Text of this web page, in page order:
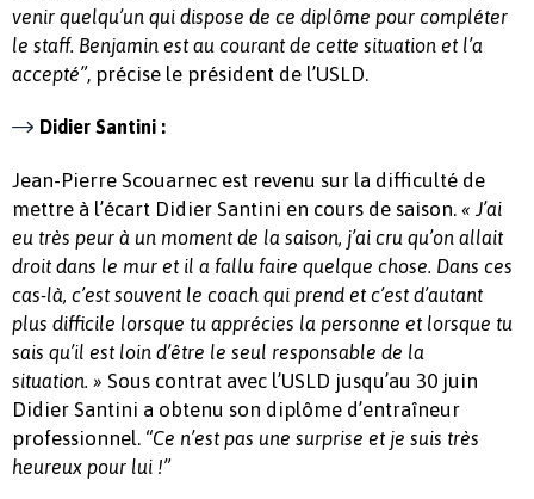
venir quelqu’un qui dispose de ce diplôme pour compléter
le staff. Benjamin est au courant de cette situation et l’a
accepté”, précise le président de l’USLD.
Didier Santini :
Jean-Pierre Scouarnec est revenu sur la difficulté de
mettre à l’écart Didier Santini en cours de saison. « J’ai
eu très peur à un moment de la saison, j’ai cru qu’on allait
droit dans le mur et il a fallu faire quelque chose. Dans ces
cas-là, c’est souvent le coach qui prend et c’est d’autant
plus difficile lorsque tu apprécies la personne et lorsque tu
sais qu’il est loin d’être le seul responsable de la
situation. » Sous contrat avec l’USLD jusqu’au 30 juin
Didier Santini a obtenu son diplôme d’entraîneur
professionnel. “Ce n’est pas une surprise et je suis très
heureux pour lui !”